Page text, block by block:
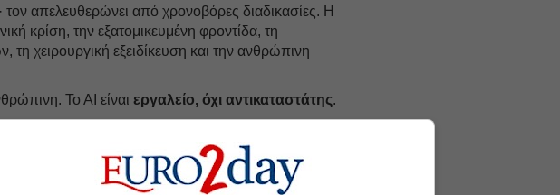
τον απελευθερώνει από χρονοβόρες διαδικασίες. Η
κρίση, την εξατομικευμένη φροντίδα, τη
τη χειρουργική εξειδίκευση και την ανθρώπινη
Το ΑΙ είναιεργαλείο, όχι αντικαταστάτης.
τη διαχείριση εγγράφων στη
η επόμενη φάση —το AI gov— θα